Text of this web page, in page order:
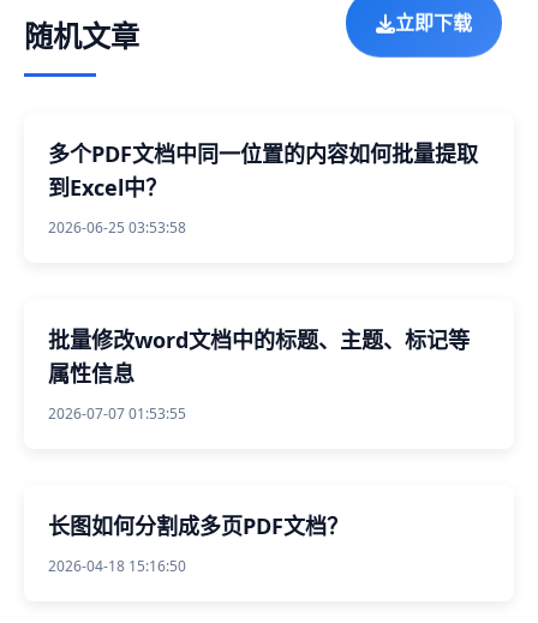
随机文章
多个PDF文档中同一位置的内容如何批量提取
到Excel中？
2026-06-25 03:53:58
批量修改word文档中的标题、主题、标记等
属性信息
2026-07-07 01:53:55
长图如何分割成多页PDF文档？
2026-04-18 15:16:50
立即下载